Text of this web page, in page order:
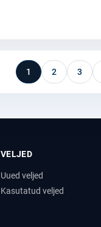
1 2 3
VELJED
Uued veljed
Kasutatud veljed